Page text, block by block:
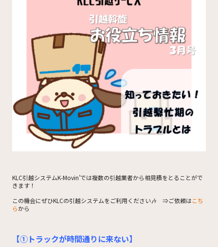
KLC引越システムK-Movin’では複数の引越業者から相見積をとることがで
きます！
この機会にぜひKLCの引越システムをご利用ください🎶 ⇒ご依頼はこち
らから
【①トラックが時間通りに来ない】